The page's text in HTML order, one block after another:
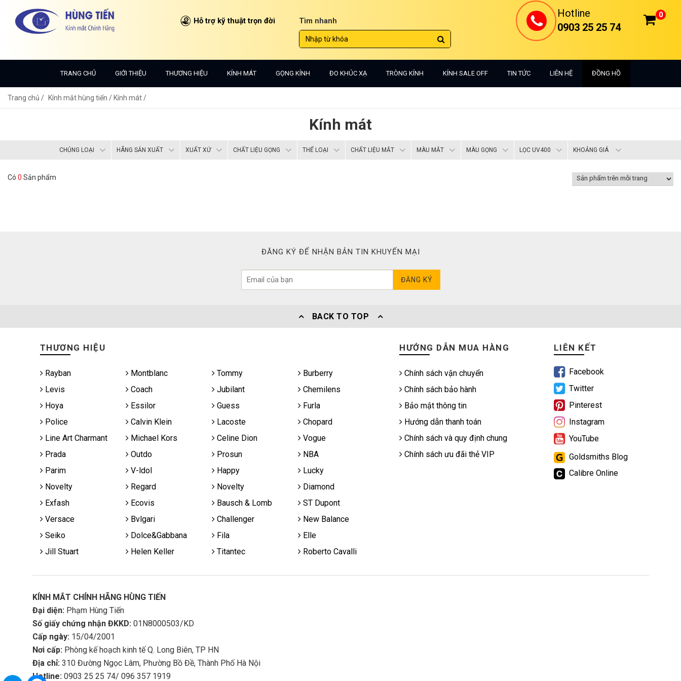
Hỗ trợ kỹ thuật trọn đời Tìm nhanh
0
Hotline
0903 25 25 74
TRANG CHỦ GIỚI THIỆU THƯƠNG HIỆU KÍNH MÁT GỌNG KÍNH ĐO KHÚC XẠ TRÒNG KÍNH KÍNH SALE OFF TIN TỨC LIÊN HỆ ĐỒNG HỒ
Trang chủ Kính mắt hùng tiến / Kính mát /
Kính mát
CHỦNG LOẠI HÃNG SẢN XUẤT XUẤT XỨ CHẤT LIỆU GỌNG THỂ LOẠI CHẤT LIỆU MẮT MÀU MẮT MÀU GỌNG LỌC UV400 KHOẢNG GIÁ
Có 0 Sản phẩm
ĐĂNG KÝ ĐỂ NHẬN BẢN TIN KHUYẾN MẠI
ĐĂNG KÝ
BACK TO TOP
THƯƠNG HIỆU
Rayban Montblanc Tommy
Burberry
Levis
Coach Jubilant
Chemilens
Hoya
Essilor Guess
Furla
Police
Calvin Klein Lacoste
Chopard
Line Art Charmant
Michael Kors Celine Dion
Vogue
Prada
Outdo Prosun
NBA
Parim
V-ldol Happy
Lucky
Novelty
Regard Novelty
Diamond
Exfash
Ecovis Bausch & Lomb
ST Dupont
Versace
Bvlgari Challenger
New Balance
Seiko
Dolce&Gabbana Fila
Elle
Jill Stuart
Helen Keller Titantec Roberto Cavalli
HƯỚNG DẪN MUA HÀNG
Chính sách vận chuyển
Chính sách bảo hành
Bảo mật thông tin
Hướng dẫn thanh toán
Chính sách và quy định chung
Chính sách ưu đãi thẻ VIP
LIÊN KẾT
Facebook
Twitter
Pinterest
Instagram
YouTube
Goldsmiths Blog
Calibre Online
KÍNH MẮT CHÍNH HÃNG HÙNG TIẾN
Đại diện:Phạm Hùng Tiến
Số giấy chứng nhận ĐKKD: 01N8000503/KD
Cấp ngày:15/04/2001
Nơi cấp: Phòng kế hoạch kinh tế Q. Long Biên, TP HN
Địa chỉ:310 Đường Ngọc Lâm, Phường Bồ Đề, Thành Phố Hà Nội
Hotline:0903 25 25 74/ 096 357 1919